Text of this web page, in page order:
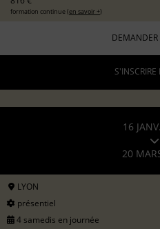
formation continue (en savoir +)
DEMANDER
S'INSCRIRE
16
20
LYON
présentiel
4 samedis en journée